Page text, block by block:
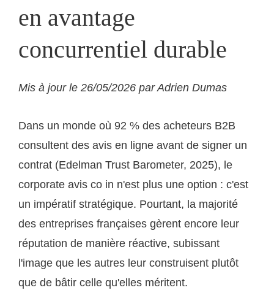
en avantage
concurrentiel durable
Mis à jour le 26/05/2026 par Adrien Dumas
Dans un monde où 92 % des acheteurs B2B
consultent des avis en ligne avant de signer un
contrat (Edelman Trust Barometer, 2025), le
corporate avis co in n'est plus une option : c'est
un impératif stratégique. Pourtant, la majorité
des entreprises françaises gèrent encore leur
réputation de manière réactive, subissant
l'image que les autres leur construisent plutôt
que de bâtir celle qu'elles méritent.